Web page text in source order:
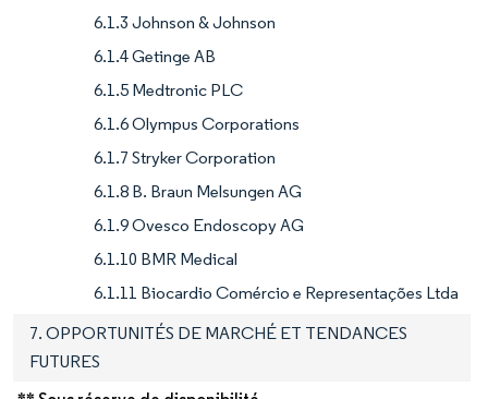
6.1.3 Johnson & Johnson
6.1.4 Getinge AB
6.1.5 Medtronic PLC
6.1.6 Olympus Corporations
6.1.7 Stryker Corporation
6.1.8 B. Braun Melsungen AG
6.1.9 Ovesco Endoscopy AG
6.1.10 BMR Medical
6.1.11 Biocardio Comércio e Representações Ltda
7. OPPORTUNITÉS DE MARCHÉ ET TENDANCES
FUTURES